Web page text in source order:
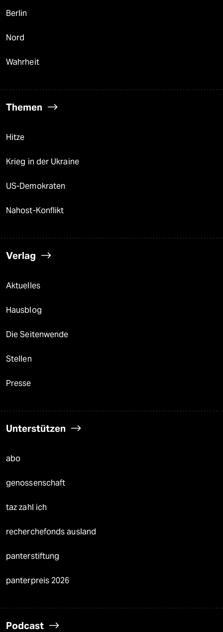
Berlin
Nord
Wahrheit
Themen
Hitze
Krieg in der Ukraine
US-Demokraten
Nahost-Konflikt
Verlag
Aktuelles
Hausblog
Die Seitenwende
Stellen
Presse
Unterstützen
abo
genossenschaft
taz zahl ich
recherchefonds ausland
panterstiftung
panterpreis 2026
Podcast